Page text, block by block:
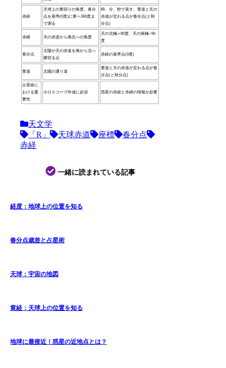
赤経
天球上の東回りの角度。春分
点を基準(0度)に東へ360度ま
で測る
時、分、秒で表す。黄道と天の
赤道が交わる点が春分点(と秋
分点)
赤緯 天の赤道から南北への角度
天の北極:+90度、天の南極:-90
度
春分点
太陽が天の赤道を南から北へ
横切る点
赤経の基準点(0度)
黄道 太陽の通り道
黄道と天の赤道が交わる点が春
分点(と秋分点)
占星術に
おける重
要性
ホロスコープ作成に必須 惑星の赤経と赤緯の情報が必要
天文学
「R」
天球赤道 座標
春分点
赤経
一緒に読まれている記事
経度：地球上の位置を知る
春分点歳差と占星術
天球：宇宙の地図
黄経：天球上の位置を知る
地球に最接近！惑星の近地点とは？